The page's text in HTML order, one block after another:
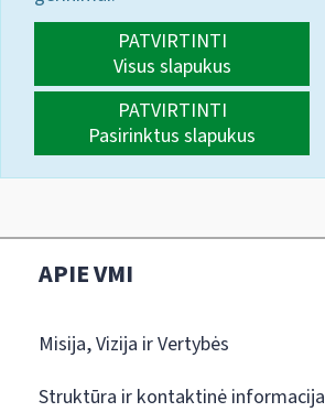
PATVIRTINTI
Visus slapukus
PATVIRTINTI
Pasirinktus slapukus
APIE VMI
Misija, Vizija ir Vertybės
Struktūra ir kontaktinė informacija